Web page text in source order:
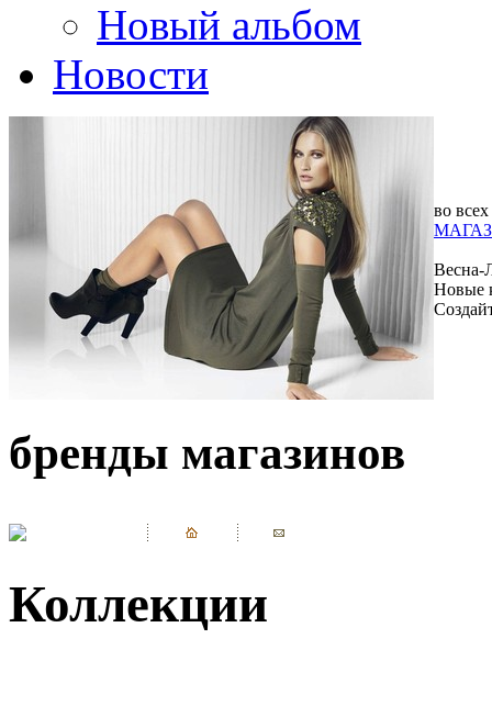
Новый альбом
Новости
во всех
Весна-
Новые
бренды магазинов
Коллекции